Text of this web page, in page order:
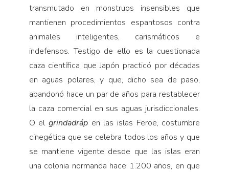
transmutado en monstruos insensibles que
mantienen procedimientos espantosos contra
animales inteligentes, carismáticos e
indefensos. Testigo de ello es la cuestionada
caza científica que Japón practicó por décadas
en aguas polares, y que, dicho sea de paso,
abandonó hace un par de años para restablecer
la caza comercial en sus aguas jurisdiccionales.
O elgrindadráp en las islas Feroe, costumbre
cinegética que se celebra todos los años y que
se mantiene vigente desde que las islas eran
una colonia normanda hace 1.200 años, en que